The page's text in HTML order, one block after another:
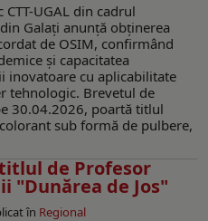
UGAL din cadrul
Galați anunță obținerea
de OSIM, confirmând
și capacitatea
inovatoare cu aplicabilitate
tehnologic. Brevetul de
30.04.2026, poartă titlul
sub formă de pulbere,
de Profesor
"Dunărea de Jos"
în Regional